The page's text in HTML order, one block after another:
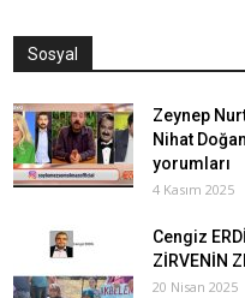
Sosyal
Zeynep
Nihat
yorumları
4 Kasım 2025
Cengiz
ZİRVENİN
20 Nisan 2025